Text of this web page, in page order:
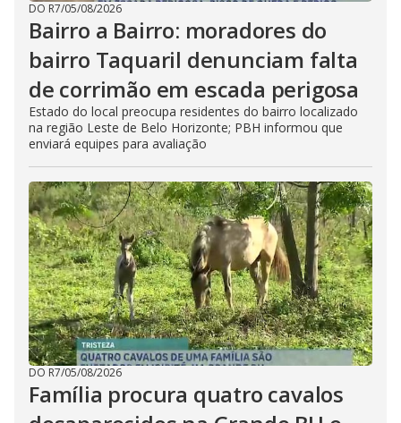
DO R7/05/08/2026
Bairro a Bairro: moradores do
bairro Taquaril denunciam falta
de corrimão em escada perigosa
Estado do local preocupa residentes do bairro localizado
na região Leste de Belo Horizonte; PBH informou que
enviará equipes para avaliação
DO R7/05/08/2026
Família procura quatro cavalos